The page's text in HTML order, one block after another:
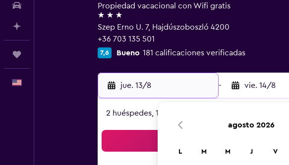
Propiedad vacacional con Wifi gratis
3 estrellas
Szep Erno U. 7, Hajdúszoboszló 4200
+36 703 135 501
7,6 Bueno 181 calificaciones verificadas
jue. 13/8 - vie. 14/8
2 huéspedes, 1 habitación
agosto 2026
L M M J V